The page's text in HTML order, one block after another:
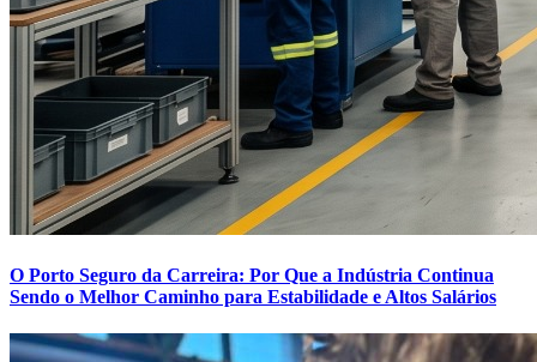
O Porto Seguro da Carreira: Por Que a Indústria Continua
Sendo o Melhor Caminho para Estabilidade e Altos Salários